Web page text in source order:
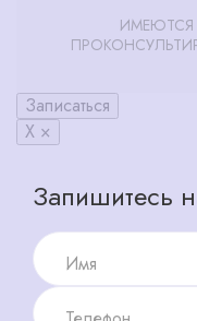
Записаться
X ×
Запишитесь
Имя